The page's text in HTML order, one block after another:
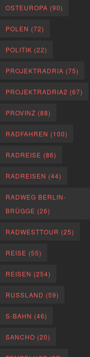
OSTEUROPA (90)
POLEN (72)
POLITIK (22)
PROJEKTRADRIA (75)
PROJEKTRADRIA2 (67)
PROVINZ (88)
RADFAHREN (100)
RADREISE (86)
RADREISEN (44)
RADWEG BERLIN-
BRÜGGE (26)
RADWESTTOUR (25)
REISE (55)
REISEN (254)
RUSSLAND (59)
S-BAHN (46)
SANCHO (20)